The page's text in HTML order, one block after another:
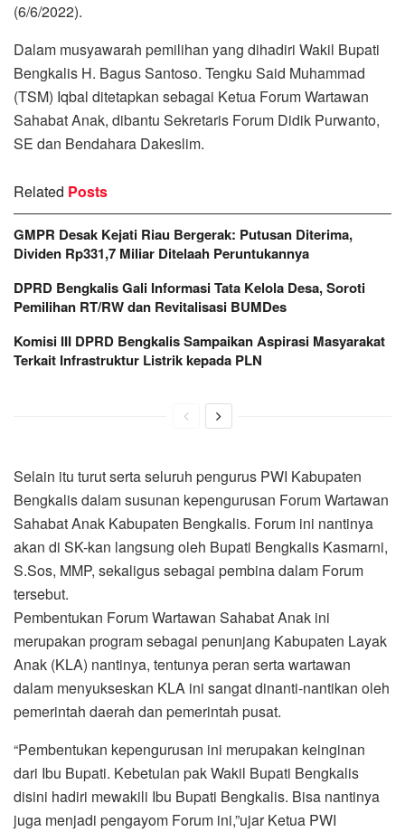
(6/6/2022).
Dalam musyawarah pemilihan yang dihadiri Wakil Bupati
Bengkalis H. Bagus Santoso. Tengku Said Muhammad
(TSM) Iqbal ditetapkan sebagai Ketua Forum Wartawan
Sahabat Anak, dibantu Sekretaris Forum Didik Purwanto,
SE dan Bendahara Dakeslim.
Related Posts
GMPR Desak Kejati Riau Bergerak: Putusan Diterima,
Dividen Rp331,7 Miliar Ditelaah Peruntukannya
DPRD Bengkalis Gali Informasi Tata Kelola Desa, Soroti
Pemilihan RT/RW dan Revitalisasi BUMDes
Komisi III DPRD Bengkalis Sampaikan Aspirasi Masyarakat
Terkait Infrastruktur Listrik kepada PLN
Selain itu turut serta seluruh pengurus PWI Kabupaten
Bengkalis dalam susunan kepengurusan Forum Wartawan
Sahabat Anak Kabupaten Bengkalis. Forum ini nantinya
akan di SK-kan langsung oleh Bupati Bengkalis Kasmarni,
S.Sos, MMP, sekaligus sebagai pembina dalam Forum
tersebut.
Pembentukan Forum Wartawan Sahabat Anak ini
merupakan program sebagai penunjang Kabupaten Layak
Anak (KLA) nantinya, tentunya peran serta wartawan
dalam menyukseskan KLA ini sangat dinanti-nantikan oleh
pemerintah daerah dan pemerintah pusat.
“Pembentukan kepengurusan ini merupakan keinginan
dari Ibu Bupati. Kebetulan pak Wakil Bupati Bengkalis
disini hadiri mewakili Ibu Bupati Bengkalis. Bisa nantinya
juga menjadi pengayom Forum ini,”ujar Ketua PWI